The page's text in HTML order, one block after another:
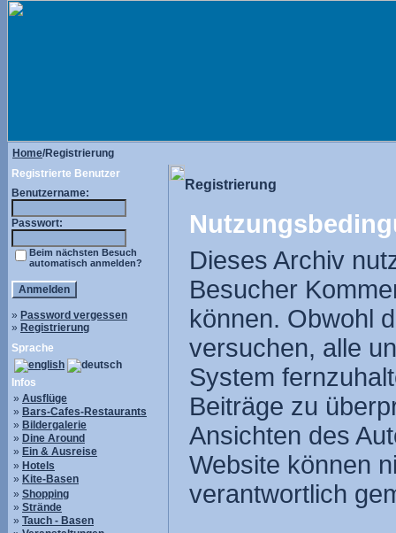
Home/Registrierung
Registrierte Benutzer
Benutzername:
Passwort:
Beim nächsten Besuch
automatisch anmelden?
» Password vergessen
» Registrierung
Sprache
Infos
» Ausflüge
» Bars-Cafes-Restaurants
» Bildergalerie
» Dine Around
» Ein & Ausreise
» Hotels
» Kite-Basen
» Shopping
» Strände
» Tauch - Basen
Registrierung
Dieses Archiv
Besucher
können. Obwohl
versuchen, alle
System
Beiträge zu
Ansichten des
Website können
verantwortlich